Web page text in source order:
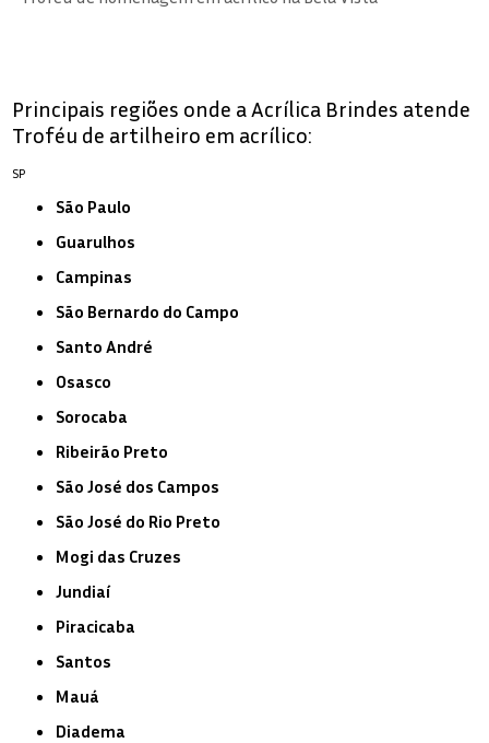
Principais regiões onde a Acrílica Brindes atende
Troféu de artilheiro em acrílico:
SP
São Paulo
Guarulhos
Campinas
São Bernardo do Campo
Santo André
Osasco
Sorocaba
Ribeirão Preto
São José dos Campos
São José do Rio Preto
Mogi das Cruzes
Jundiaí
Piracicaba
Santos
Mauá
Diadema